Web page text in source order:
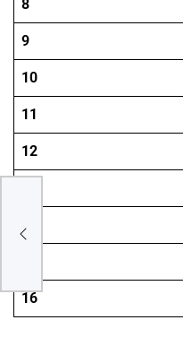
8
9
10
11
12
14
16